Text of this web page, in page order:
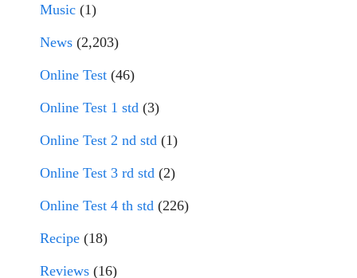
Music (1)
News (2,203)
Online Test (46)
Online Test 1 std (3)
Online Test 2 nd std (1)
Online Test 3 rd std (2)
Online Test 4 th std (226)
Recipe (18)
Reviews (16)